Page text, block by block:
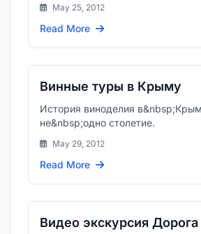
May 25, 2012
Read More
Винные туры в Крыму
История виноделия
не&nbsp;одно столетие.
May 29, 2012
Read More
Видео экскурсия